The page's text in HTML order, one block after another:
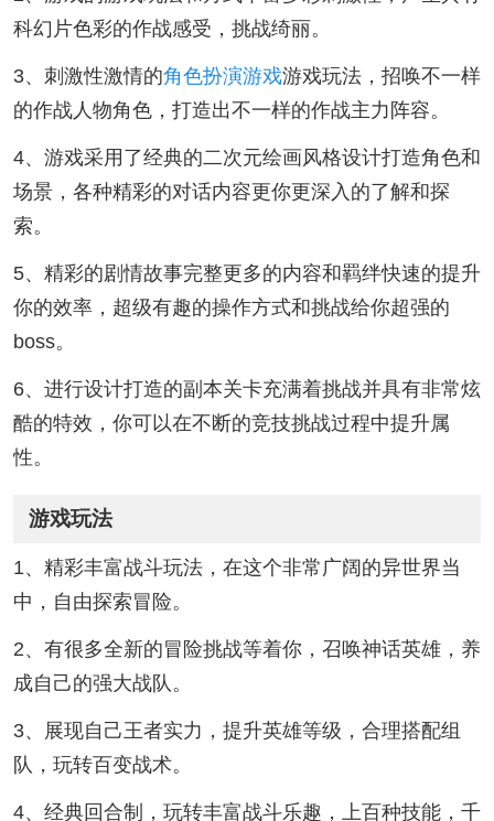
科幻片色彩的作战感受，挑战绮丽。
3、刺激性激情的角色扮演游戏游戏玩法，招唤不一样
的作战人物角色，打造出不一样的作战主力阵容。
4、游戏采用了经典的二次元绘画风格设计打造角色和
场景，各种精彩的对话内容更你更深入的了解和探
索。
5、精彩的剧情故事完整更多的内容和羁绊快速的提升
你的效率，超级有趣的操作方式和挑战给你超强的
boss。
6、进行设计打造的副本关卡充满着挑战并具有非常炫
酷的特效，你可以在不断的竞技挑战过程中提升属
性。
游戏玩法
1、精彩丰富战斗玩法，在这个非常广阔的异世界当
中，自由探索冒险。
2、有很多全新的冒险挑战等着你，召唤神话英雄，养
成自己的强大战队。
3、展现自己王者实力，提升英雄等级，合理搭配组
队，玩转百变战术。
4、经典回合制，玩转丰富战斗乐趣，上百种技能，千